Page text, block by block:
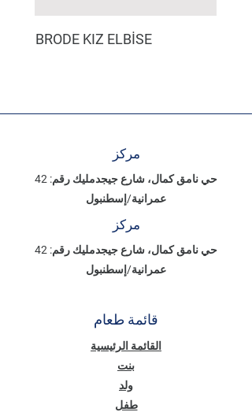
BRODE KIZ ELBİSE
مركز
حي نامق كمال، شارع جيجدمليك رقم: 42
عمرانية/إسطنبول
مركز
حي نامق كمال، شارع جيجدمليك رقم: 42
عمرانية/إسطنبول
قائمة طعام
القائمة الرئيسية
بنت
ولد
طفل